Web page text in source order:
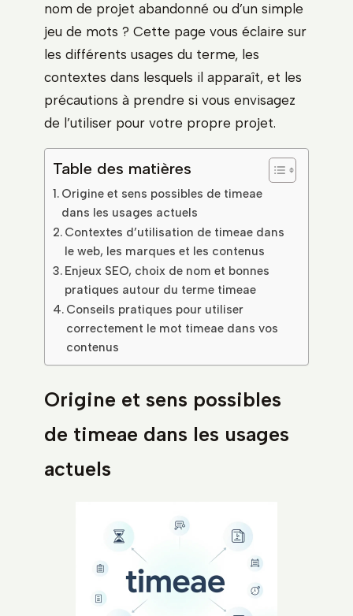
nom de projet abandonné ou d’un simple
jeu de mots ? Cette page vous éclaire sur
les différents usages du terme, les
contextes dans lesquels il apparaît, et les
précautions à prendre si vous envisagez
de l’utiliser pour votre propre projet.
Table des matières
Origine et sens possibles de timeae
dans les usages actuels
Contextes d’utilisation de timeae dans
le web, les marques et les contenus
Enjeux SEO, choix de nom et bonnes
pratiques autour du terme timeae
Conseils pratiques pour utiliser
correctement le mot timeae dans vos
contenus
Origine et sens possibles
de timeae dans les usages
actuels